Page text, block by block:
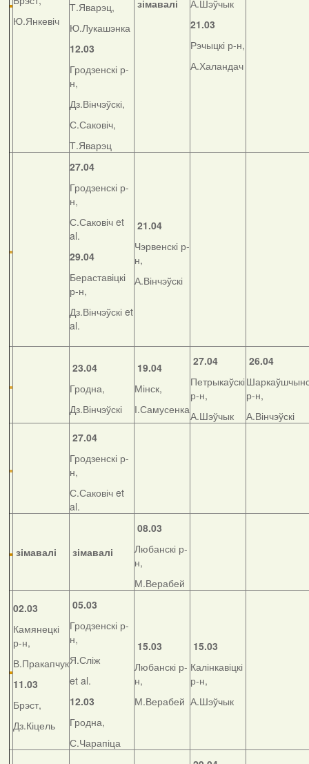
Ю.Янкевіч
Т.Яварэц,
Ю.Лукашэнка
12.03
Гродзенскі р-
н,
Дз.Вінчэўскі,
С.Саковіч,
Т.Яварэц
зімавалі
А.Шэўчык
21.03
Рэчыцкі р-н,
А.Халандач
27.04
Гродзенскі р-
н,
С.Саковіч et
al.
29.04
Бераставіцкі
р-н,
Дз.Вінчэўскі et
al.
21.04
Чэрвенскі р-
н,
А.Вінчэўскі
23.04
Гродна,
Дз.Вінчэўскі
19.04
Мінск,
І.Самусенка
27.04
Петрыкаўскі
р-н,
А.Шэўчык
26.04
р-н,
А.Вінчэўскі
27.04
Гродзенскі р-
н,
С.Саковіч et
al.
зімавалі зімавалі
08.03
Любанскі р-
н,
М.Верабей
02.03
Камянецкі
р-н,
В.Пракапчук
11.03
Брэст,
Дз.Кіцель
05.03
Гродзенскі р-
н,
Я.Сліж
et al.
12.03
Гродна,
С.Чарапіца
15.03
Любанскі р-
н,
М.Верабей
15.03
Калінкавіцкі
р-н,
А.Шэўчык